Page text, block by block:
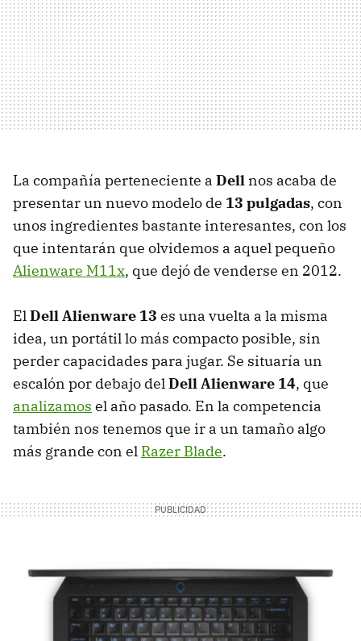
La compañía perteneciente a Dell nos acaba de
presentar un nuevo modelo de 13 pulgadas, con
unos ingredientes bastante interesantes, con los
que intentarán que olvidemos a aquel pequeño
Alienware M11x, que dejó de venderse en 2012.
El Dell Alienware 13 es una vuelta a la misma
idea, un portátil lo más compacto posible, sin
perder capacidades para jugar. Se situaría un
escalón por debajo del Dell Alienware 14, que
analizamos el año pasado. En la competencia
también nos tenemos que ir a un tamaño algo
más grande con el Razer Blade.